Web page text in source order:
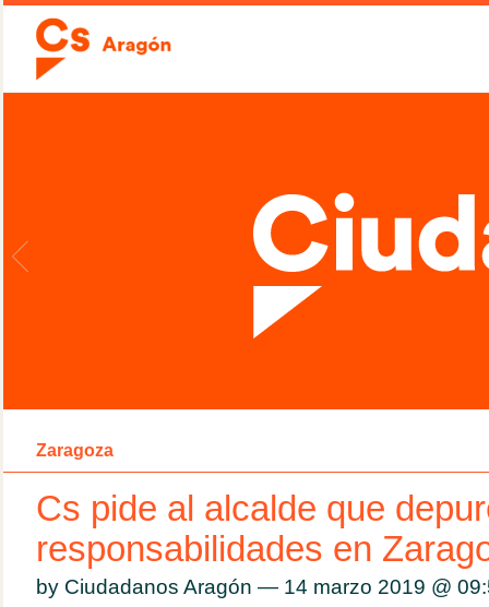
Zaragoza
Cs pide al alcalde que
responsabilidades en
by Ciudadanos Aragón — 14 marzo 2019 @